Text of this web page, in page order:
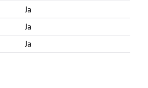
Ja
Ja
Ja